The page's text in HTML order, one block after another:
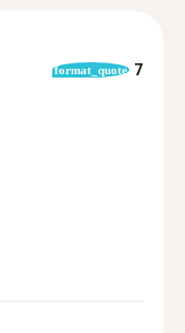
format_quote 7